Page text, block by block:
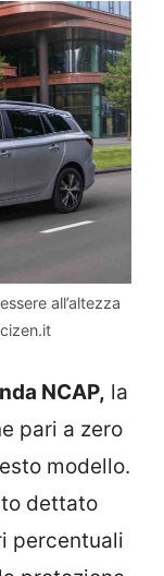
all’altezza
NCAP, la
pari a zero
modello.
dettato
percentuali